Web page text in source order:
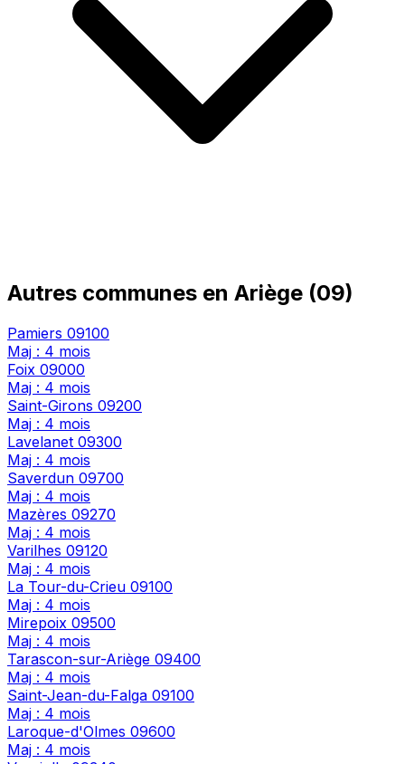
Autres communes en Ariège (09)
Pamiers 09100
Maj : 4 mois
Foix 09000
Maj : 4 mois
Saint-Girons 09200
Maj : 4 mois
Lavelanet 09300
Maj : 4 mois
Saverdun 09700
Maj : 4 mois
Mazères 09270
Maj : 4 mois
Varilhes 09120
Maj : 4 mois
La Tour-du-Crieu 09100
Maj : 4 mois
Mirepoix 09500
Maj : 4 mois
Tarascon-sur-Ariège 09400
Maj : 4 mois
Saint-Jean-du-Falga 09100
Maj : 4 mois
Laroque-d'Olmes 09600
Maj : 4 mois